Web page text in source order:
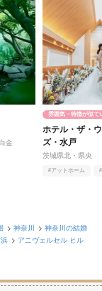
金
雰囲気・特徴が似て
ホテル・ザ・
ズ・水戸
茨城県北・県央
#アットホーム
神奈川
神奈川の結婚
アニヴェルセル ヒル